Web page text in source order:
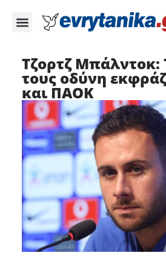
Τζορτζ Μπάλντοκ:
τους οδύνη
και ΠΑΟΚ